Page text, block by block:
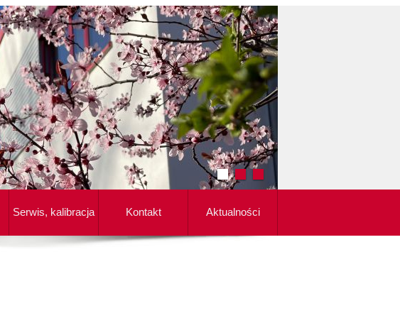
Serwis, kalibracja Kontakt Aktualności